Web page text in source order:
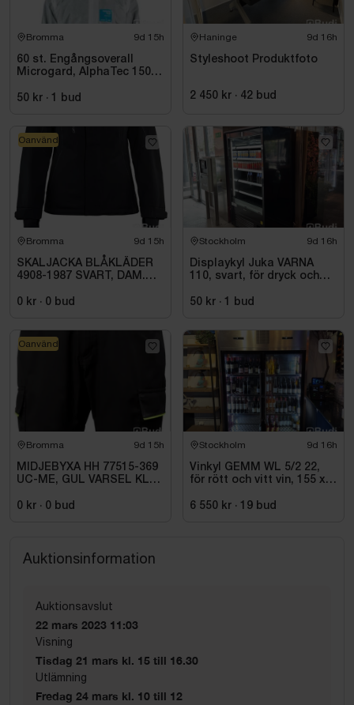
Bromma 9d 15h
60 st. Engångsoverall
Microgard, AlphaTec 1500
50 kr · 1 bud
Haninge 9d 16h
Styleshoot Produktfoto
2 450 kr · 42 bud
Bromma 9d 15h
SKALJACKA BLÅKLÄDER
4908-1987 SVART, DAM.
0 kr · 0 bud
Oanvänd
Stockholm 9d 16h
Displaykyl Juka VARNA
110, svart, för dryck och
50 kr · 1 bud
Bromma 9d 15h
MIDJEBYXA HH 77515-369
UC-ME, GUL VARSEL KL1.
0 kr · 0 bud
Oanvänd
Stockholm 9d 16h
Vinkyl GEMM WL 5/2 22,
för rött och vitt vin, 155 x
6 550 kr · 19 bud
Auktionsinformation
Auktionsavslut
22 mars 2023 11:03
Visning
Tisdag 21 mars kl. 15 till 16.30
Utlämning
Fredag 24 mars kl. 10 till 12